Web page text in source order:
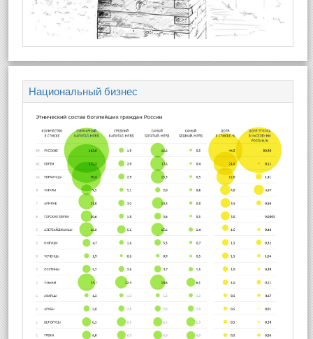
Национальный бизнес